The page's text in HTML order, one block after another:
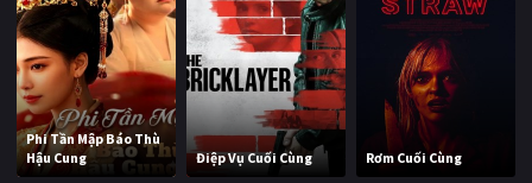
Phi Tần Mập Báo Thù
Hậu Cung
Điệp Vụ Cuối Cùng Rơm Cuối Cùng